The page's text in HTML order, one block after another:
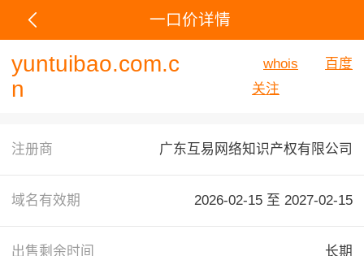
一口价详情
yuntuibao.com.c
n
whois
百度
关注
注册商 广东互易网络知识产权有限公司
域名有效期 2026-02-15 至 2027-02-15
出售剩余时间 长期